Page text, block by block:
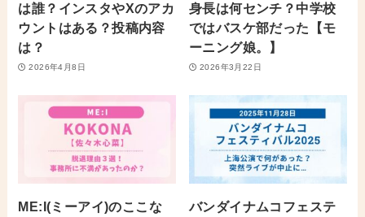
は誰？インスタやXのアカ
ウントはある？投稿内容
は？
2026年4月8日
身長は何センチ？中学校
ではバスケ部だった【モ
ーニング娘。】
2026年3月22日
ME:I(ミーアイ)のここな
バンダイナムコフェステ